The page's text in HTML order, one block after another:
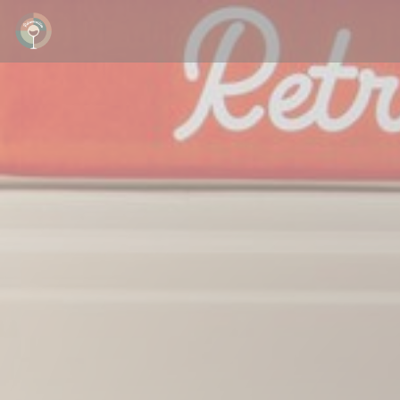
Panel pro správu cookies